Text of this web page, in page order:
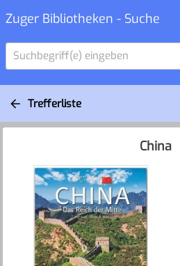
Zuger Bibliotheken - Suche
Suchbegriff(e) eingeben
Trefferliste
China